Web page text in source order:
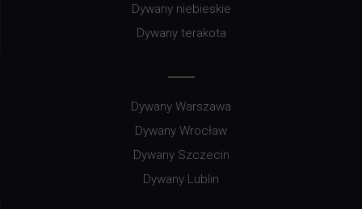
Dywany niebieskie
Dywany terakota
Dywany Warszawa
Dywany Wrocław
Dywany Szczecin
Dywany Lublin